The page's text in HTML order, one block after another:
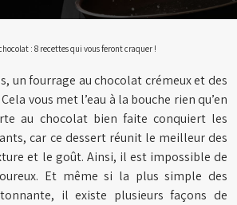
: 8 recettes qui vous feront craquer !
un fourrage au chocolat crémeux et des
vous met l’eau à la bouche rien qu’en
au chocolat bien faite conquiert les
car ce dessert réunit le meilleur des
et le goût. Ainsi, il est impossible de
Et même si la plus simple des
il existe plusieurs façons de